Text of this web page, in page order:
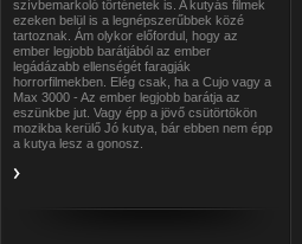
szívbemarkoló történetek is. A kutyás filmek
ezeken belül is a legnépszerűbbek közé
tartoznak. Ám olykor előfordul, hogy az
ember legjobb barátjából az ember
legádázabb ellenségét faragják
horrorfilmekben. Elég csak, ha a Cujo vagy a
Max 3000 - Az ember legjobb barátja az
eszünkbe jut. Vagy épp a jövő csütörtökön
mozikba kerülő Jó kutya, bár ebben nem épp
a kutya lesz a gonosz.